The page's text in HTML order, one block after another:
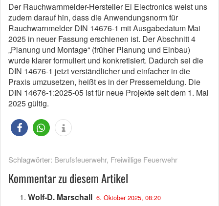
Der Rauchwarnmelder-Hersteller Ei Electronics weist uns
zudem darauf hin, dass die Anwendungsnorm für
Rauchwarnmelder DIN 14676-1 mit Ausgabedatum Mai
2025 in neuer Fassung erschienen ist. Der Abschnitt 4
„Planung und Montage“ (früher Planung und Einbau)
wurde klarer formuliert und konkretisiert. Dadurch sei die
DIN 14676-1 jetzt verständlicher und einfacher in die
Praxis umzusetzen, heißt es in der Pressemeldung. Die
DIN 14676-1:2025-05 ist für neue Projekte seit dem 1. Mai
2025 gültig.
Schlagwörter: Berufsfeuerwehr, Freiwillige Feuerwehr
Kommentar zu diesem Artikel
Wolf-D. Marschall 6. Oktober 2025, 08:20